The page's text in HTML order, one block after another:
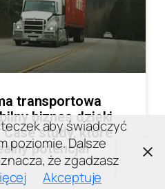
transportowa
biznes dzięki
Case study, które
potencjał
aby świadczyć
poziomie. Dalsze
że zgadzasz
Akceptuje